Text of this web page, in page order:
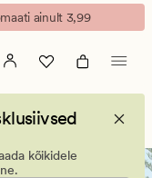
ainult 3,99
kõikidele